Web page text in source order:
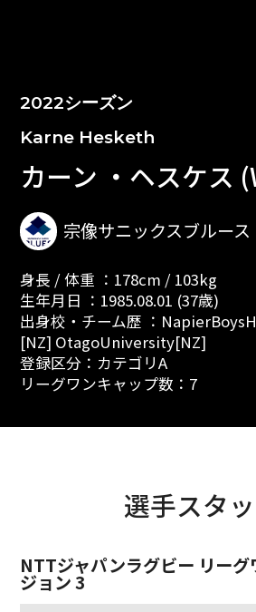
2022シーズン
Karne Hesketh
カーン ・ヘスケス
宗像サニックスブルース
身長 / 体重 ：178cm / 103kg
生年月日 ：1985.08.01 (37歳)
出身校・チーム歴 ：
[NZ] OtagoUniversity[NZ]
登録区分：カテゴリA
リーグワンキャップ数：7
選手スタ
NTTジャパンラグビー リーグ
ジョン 3